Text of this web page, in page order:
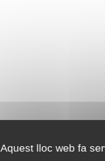
Aquest lloc web fa